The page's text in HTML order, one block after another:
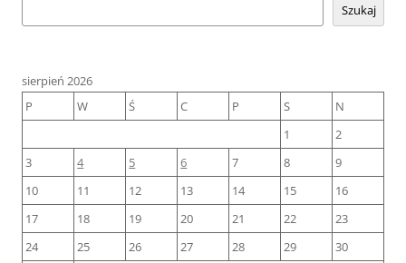
Szukaj
sierpień 2026
P
W Ś C P S
N
1
2
3
4 5 6 7 8
9
10
11 12 13 14 15
16
17
18 19 20 21 22
23
24
25 26 27 28 29
30